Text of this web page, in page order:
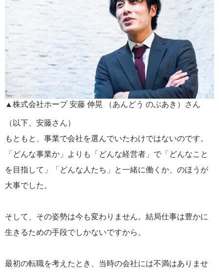
▲株式会社ホープ 安藤 伸晃 （あんどう のぶあき）さん
（以下、安藤さん）
もともと、事業で会社を選んでいたわけではないのです。
「どんな事業か」よりも「どんな経営者」で「どんなこと
を目指して」「どんな人たち」と一緒に働くか、のほうが
大事でした。
そして、その姿勢は今も変わりません。結局仕事は豊かに
生きるための手段でしかないですから。
最初の転職を考えたとき、当時の会社には不満はありませ